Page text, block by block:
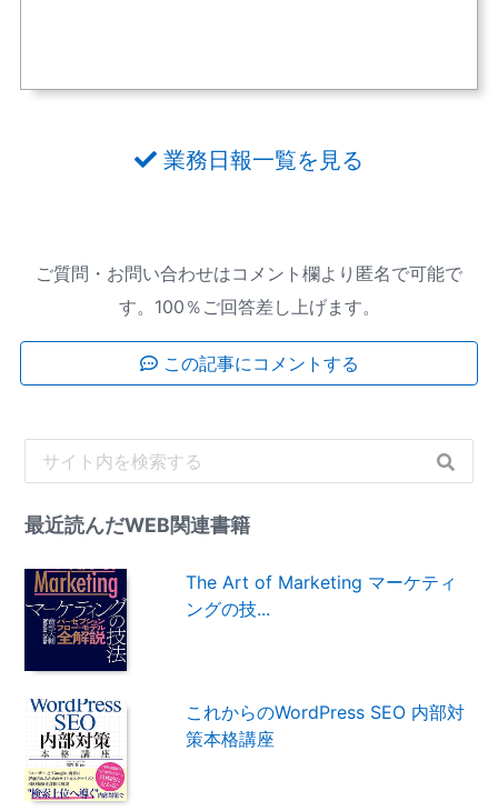
業務日報一覧を見る
ご質問・お問い合わせはコメント欄より匿名で可能で
す。100％ご回答差し上げます。
この記事にコメントする
最近読んだWEB関連書籍
The Art of Marketing マーケティ
ングの技...
これからのWordPress SEO 内部対
策本格講座